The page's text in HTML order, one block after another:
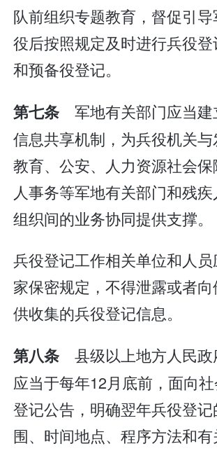
队前组织专题教育，督促引
役后按照规定及时进行兵役
和预备役登记。
第七条军地有关部门应当
信息共享机制，为兵役机关与
教育、公安、人力资源社会
人事务等军地有关部门和残
组织间的业务协同提供支撑。
兵役登记工作相关单位和人
家保密规定，不得泄露或者
供收集的兵役登记信息。
第八条县级以上地方人民
应当于每年12月底前，面向
登记公告，明确翌年兵役登
围、时间地点、程序方法和有